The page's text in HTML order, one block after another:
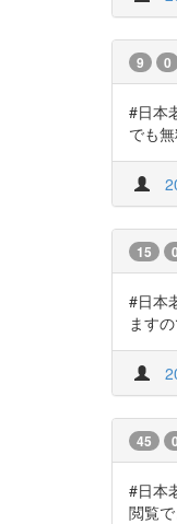
9 0
#日本
でも
15 0
#日本
ます
45 0
#日本
閲覧